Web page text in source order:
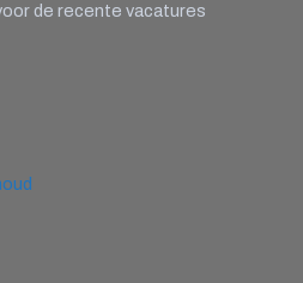
de recente vacatures